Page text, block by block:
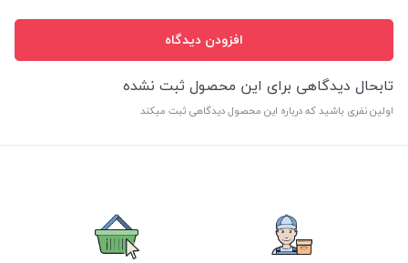
افزودن دیدگاه
تابحال دیدگاهی برای این محصول ثبت نشده
اولین نفری باشید که درباره این محصول دیدگاهی ثبت میکند